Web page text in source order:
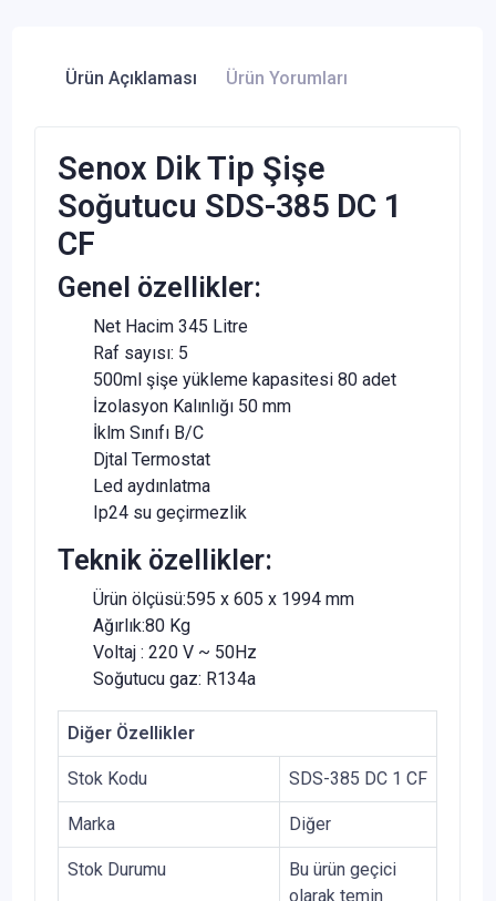
Ürün Açıklaması Ürün Yorumları
Senox Dik Tip Şişe
Soğutucu SDS-385 DC 1
CF
Genel özellikler:
Net Hacim 345 Litre
Raf sayısı: 5
500ml şişe yükleme kapasitesi 80 adet
İzolasyon Kalınlığı 50 mm
İklm Sınıfı B/C
Djtal Termostat
Led aydınlatma
Ip24 su geçirmezlik
Teknik özellikler:
Ürün ölçüsü:595 x 605 x 1994 mm
Ağırlık:80 Kg
Voltaj : 220 V ~ 50Hz
Soğutucu gaz: R134a
Diğer Özellikler
Stok Kodu SDS-385 DC 1 CF
Marka Diğer
Stok Durumu
Bu ürün geçici
olarak temin